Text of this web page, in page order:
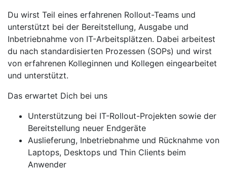
Du wirst Teil eines erfahrenen Rollout-Teams und
unterstützt bei der Bereitstellung, Ausgabe und
Inbetriebnahme von IT-Arbeitsplätzen. Dabei arbeitest
du nach standardisierten Prozessen (SOPs) und wirst
von erfahrenen Kolleginnen und Kollegen eingearbeitet
und unterstützt.
Das erwartet Dich bei uns
Unterstützung bei IT-Rollout-Projekten sowie der
Bereitstellung neuer Endgeräte
Auslieferung, Inbetriebnahme und Rücknahme von
Laptops, Desktops und Thin Clients beim
Anwender